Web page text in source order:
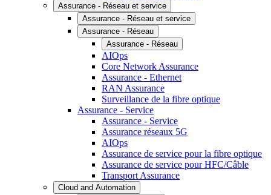
Assurance - Réseau et service
Assurance - Réseau et service
Assurance - Réseau
Assurance - Réseau
AIOps
Core Network Assurance
Assurance - Ethernet
RAN Assurance
Surveillance de la fibre optique
Assurance - Service
Assurance - Service
Assurance réseaux 5G
AIOps
Assurance de service pour la fibre optique
Assurance de service pour HFC/Câble
Transport Assurance
Cloud and Automation